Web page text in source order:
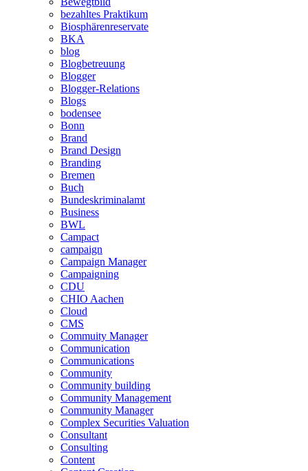
bezahltes Praktikum
Biosphärenreservate
BKA
blog
Blogbetreuung
Blogger
Blogger-Relations
Blogs
bodensee
Bonn
Brand
Brand Design
Branding
Bremen
Buch
Bundeskriminalamt
Business
BWL
Campact
campaign
Campaign Manager
Campaigning
CDU
CHIO Aachen
Cloud
CMS
Commuity Manager
Communication
Communications
Community
Community building
Community Management
Community Manager
Complex Securities Valuation
Consultant
Consulting
Content